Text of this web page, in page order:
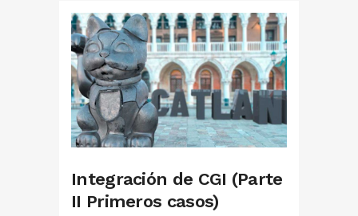
Integración de CGI (Parte
II Primeros casos)